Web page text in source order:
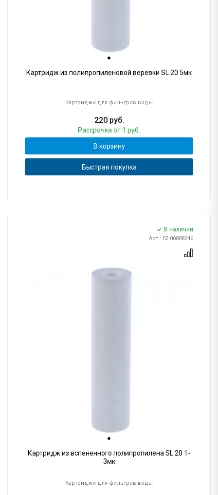
Картридж из полипропиленовой веревки SL 20 5мк
Картриджи для фильтров воды
220руб.
Рассрочка от 1 руб.
В корзину
Быстрая покупка
В наличии
Арт.: 02.00008246
Картридж из вспененного полипропилена SL 20 1-
3мк
Картриджи для фильтров воды